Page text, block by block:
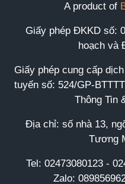
A product of
Giấy phép ĐKKD số:
hoạch và
Giấy phép cung cấp
tuyến số: 524/GP-
Thông Tin
Địa chỉ: số nhà 13,
Tương
Tel: 02473080123 -
Zalo: